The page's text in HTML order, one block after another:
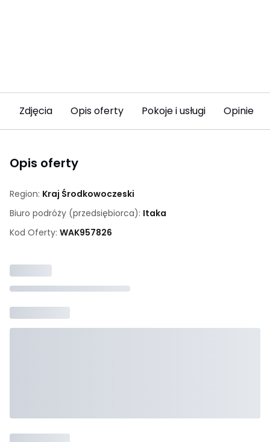
Zdjęcia Opis oferty Pokoje i usługi Opinie
Opis oferty
Region: Kraj Środkowoczeski
Biuro podróży (przedsiębiorca): Itaka
Kod Oferty: WAK957826